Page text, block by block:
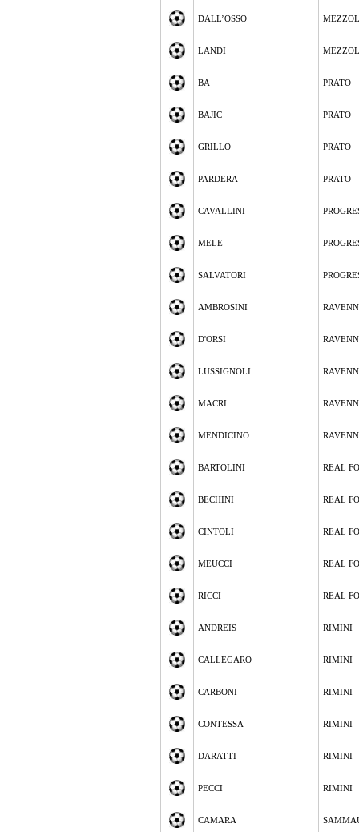
DALL’OSSO
LANDI
BA PRATO
BAJIC PRATO
GRILLO PRATO
PARDERA PRATO
CAVALLINI
MELE
SALVATORI
AMBROSINI
D'ORSI
LUSSIGNOLI
MACRI
MENDICINO
BARTOLINI REAL
BECHINI REAL
CINTOLI REAL
MEUCCI REAL
RICCI REAL
ANDREIS RIMINI
CALLEGARO RIMINI
CARBONI RIMINI
CONTESSA RIMINI
DARATTI RIMINI
PECCI RIMINI
CAMARA